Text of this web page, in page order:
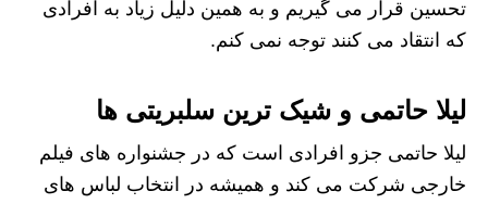
تحسین قرار می گیریم و به همین دلیل زیاد به افرادی
که انتقاد می کنند توجه نمی کنم.
لیلا حاتمی و شیک ترین سلبریتی ها
لیلا حاتمی جزو افرادی است که در جشنواره های فیلم
خارجی شرکت می کند و همیشه در انتخاب لباس های